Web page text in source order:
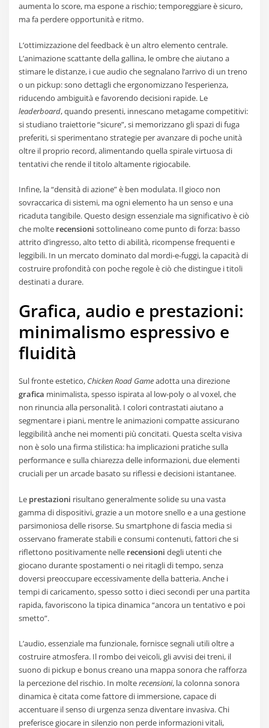
aumenta lo score, ma espone a rischio; temporeggiare è sicuro,
ma fa perdere opportunità e ritmo.
L’ottimizzazione del feedback è un altro elemento centrale.
L’animazione scattante della gallina, le ombre che aiutano a
stimare le distanze, i cue audio che segnalano l’arrivo di un treno
o un pickup: sono dettagli che ergonomizzano l’esperienza,
riducendo ambiguità e favorendo decisioni rapide. Le
leaderboard, quando presenti, innescano metagame competitivi:
si studiano traiettorie “sicure”, si memorizzano gli spazi di fuga
preferiti, si sperimentano strategie per avanzare di poche unità
oltre il proprio record, alimentando quella spirale virtuosa di
tentativi che rende il titolo altamente rigiocabile.
Infine, la “densità di azione” è ben modulata. Il gioco non
sovraccarica di sistemi, ma ogni elemento ha un senso e una
ricaduta tangibile. Questo design essenziale ma significativo è ciò
che molte recensioni sottolineano come punto di forza: basso
attrito d’ingresso, alto tetto di abilità, ricompense frequenti e
leggibili. In un mercato dominato dal mordi-e-fuggi, la capacità di
costruire profondità con poche regole è ciò che distingue i titoli
destinati a durare.
Grafica, audio e prestazioni:
minimalismo espressivo e
fluidità
Sul fronte estetico, Chicken Road Gameadotta una direzione
grafica minimalista, spesso ispirata al low-poly o al voxel, che
non rinuncia alla personalità. I colori contrastati aiutano a
segmentare i piani, mentre le animazioni compatte assicurano
leggibilità anche nei momenti più concitati. Questa scelta visiva
non è solo una firma stilistica: ha implicazioni pratiche sulla
performance e sulla chiarezza delle informazioni, due elementi
cruciali per un arcade basato su riflessi e decisioni istantanee.
Le prestazioni risultano generalmente solide su una vasta
gamma di dispositivi, grazie a un motore snello e a una gestione
parsimoniosa delle risorse. Su smartphone di fascia media si
osservano framerate stabili e consumi contenuti, fattori che si
riflettono positivamente nelle recensioni degli utenti che
giocano durante spostamenti o nei ritagli di tempo, senza
doversi preoccupare eccessivamente della batteria. Anche i
tempi di caricamento, spesso sotto i dieci secondi per una partita
rapida, favoriscono la tipica dinamica “ancora un tentativo e poi
smetto”.
L’audio, essenziale ma funzionale, fornisce segnali utili oltre a
costruire atmosfera. Il rombo dei veicoli, gli avvisi dei treni, il
suono di pickup e bonus creano una mappa sonora che rafforza
la percezione del rischio. In molterecensioni, la colonna sonora
dinamica è citata come fattore di immersione, capace di
accentuare il senso di urgenza senza diventare invasiva. Chi
preferisce giocare in silenzio non perde informazioni vitali,